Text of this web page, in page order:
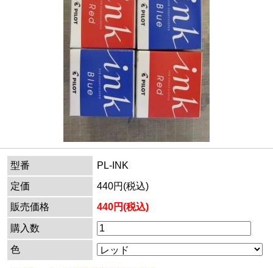
型番
PL-INK
定価
440円(税込)
販売価格
440円(税込)
購入数
色